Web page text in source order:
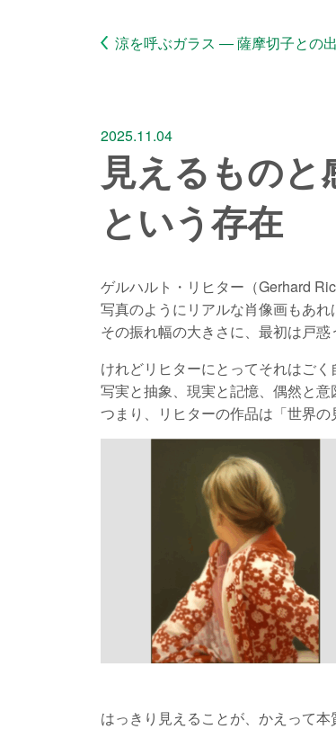
涼を呼ぶガラス ― 薩摩切子との
2025.11.04
見えるもの
という存在
ゲルハルト・リヒター（Gerhard
写真のようにリアルな肖像画もあれ
その振れ幅の大きさに、最初は戸惑
けれどリヒターにとってそれはごく
写実と抽象、現実と記憶、偶然と
つまり、リヒターの作品は「世界の
はっきり見えることが、かえって